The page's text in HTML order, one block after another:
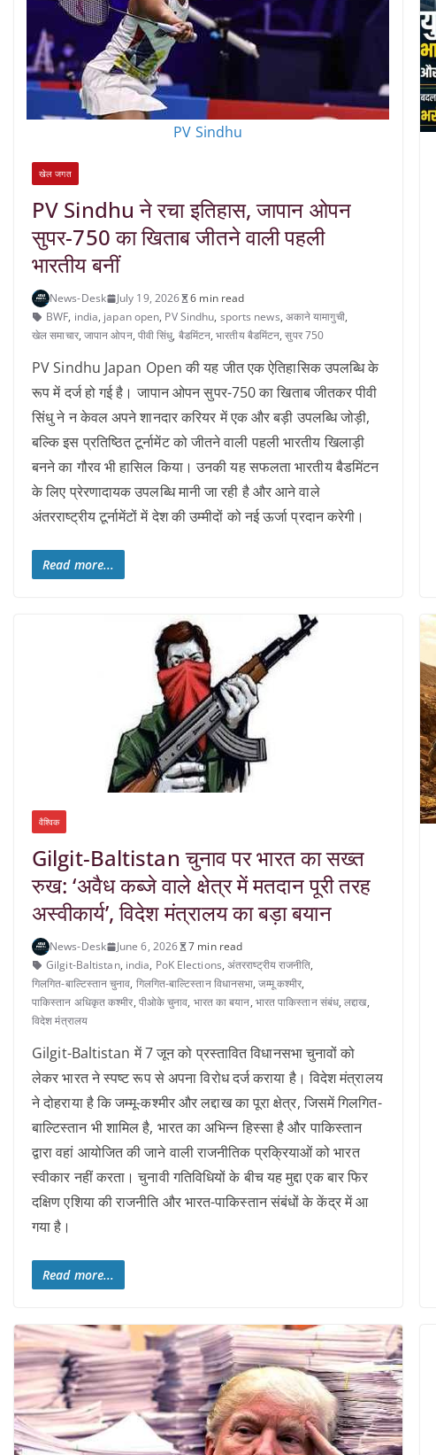
PV Sindhu
खेल जगत
PV Sindhu ने रचा इतिहास, जापान ओपन
सुपर-750 का खिताब जीतने वाली पहली
भारतीय बनीं
News-Desk July 19, 2026
6 min read
BWF, india, japan open, PV Sindhu, sports news, अकाने यामागुची,
खेल समाचार, जापान ओपन, पीवी सिंधु, बैडमिंटन,भारतीय बैडमिंटन,सुपर 750
PV Sindhu Japan Open की यह जीत एक ऐतिहासिक उपलब्धि के
रूप में दर्ज हो गई है। जापान ओपन सुपर-750 का खिताब जीतकर पीवी
सिंधु ने न केवल अपने शानदार करियर में एक और बड़ी उपलब्धि जोड़ी,
बल्कि इस प्रतिष्ठित टूर्नामेंट को जीतने वाली पहली भारतीय खिलाड़ी
बनने का गौरव भी हासिल किया। उनकी यह सफलता भारतीय बैडमिंटन
के लिए प्रेरणादायक उपलब्धि मानी जा रही है और आने वाले
अंतरराष्ट्रीय टूर्नामेंटों में देश की उम्मीदों को नई ऊर्जा प्रदान करेगी।
Read more...
वैश्विक
Gilgit-Baltistan चुनाव पर भारत का सख्त
रुख: ‘अवैध कब्जे वाले क्षेत्र में मतदान पूरी तरह
अस्वीकार्य’, विदेश मंत्रालय का बड़ा बयान
News-Desk June 6, 2026
7 min read
Gilgit-Baltistan, india, PoK Elections,अंतरराष्ट्रीय राजनीति,
गिलगित-बाल्टिस्तान चुनाव, गिलगित-बाल्टिस्तान विधानसभा,जम्मू कश्मीर,
पाकिस्तान अधिकृत कश्मीर, पीओके चुनाव, भारत का बयान, भारत पाकिस्तान संबंध,लद्दाख,
विदेश मंत्रालय
Gilgit-Baltistan में 7 जून को प्रस्तावित विधानसभा चुनावों को
लेकर भारत ने स्पष्ट रूप से अपना विरोध दर्ज कराया है। विदेश मंत्रालय
ने दोहराया है कि जम्मू-कश्मीर और लद्दाख का पूरा क्षेत्र, जिसमें गिलगित-
बाल्टिस्तान भी शामिल है, भारत का अभिन्न हिस्सा है और पाकिस्तान
द्वारा वहां आयोजित की जाने वाली राजनीतिक प्रक्रियाओं को भारत
स्वीकार नहीं करता। चुनावी गतिविधियों के बीच यह मुद्दा एक बार फिर
दक्षिण एशिया की राजनीति और भारत-पाकिस्तान संबंधों के केंद्र में आ
गया है।
Read more...